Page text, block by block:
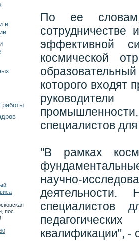
По ее словам,
сотрудничестве
эффективной
космической
которого входят
специалистов
"В рамках
научно-
специалистов
квалификации", -
и
работы
пос.